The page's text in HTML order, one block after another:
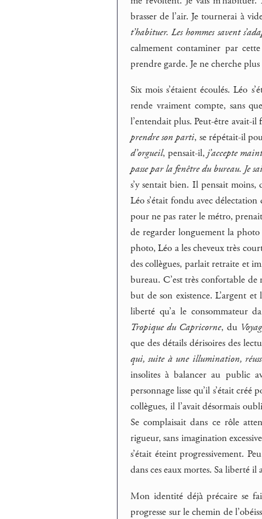
brasser de l’air. Je tournerai à
t’habituer. Les hommes savent
calmement contaminer par
prendre garde. Je ne cherche
Six mois s’étaient écoulés. Léo
rende vraiment compte, sans
l’entendait plus. Peut-être avait-
prendre son parti, se répétait-il
d’orgueil, pensait-il,j’accepte
passe par la fenêtre du bureau. Je
s’y sentait bien. Il pensait
Léo s’était fondu avec
pour ne pas rater le métro,
de regarder longuement la
photo, Léo a les cheveux très
des collègues, parlait retraite et
bureau. C’est très confortable
but de son existence. L’argent
liberté qu’a le consommateur
Tropique du Capricorne, du
que des détails dérisoires des
qui, suite à une illumination,
insolites à balancer au public
personnage lisse qu’il s’était créé
collègues, il l’avait désormais
Se complaisait dans ce rôle
rigueur, sans imagination
s’était éteint progressivement.
dans ces eaux mortes. Sa liberté
Mon identité déjà précaire se
progresse sur le chemin de